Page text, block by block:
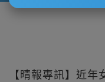
【晴報專訊】近